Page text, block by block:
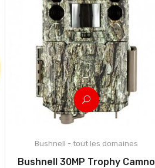
Bushnell - tout les domaines
Bushnell 30MP Trophy Camno